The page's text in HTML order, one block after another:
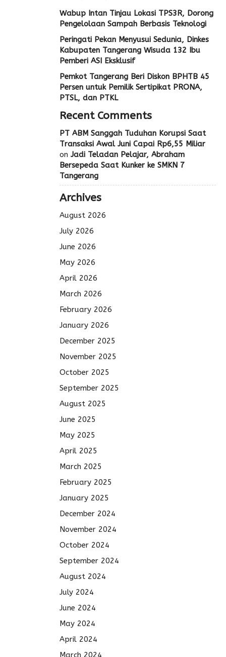
Wabup Intan Tinjau Lokasi TPS3R, Dorong
Pengelolaan Sampah Berbasis Teknologi
Peringati Pekan Menyusui Sedunia, Dinkes
Kabupaten Tangerang Wisuda 132 Ibu
Pemberi ASI Eksklusif
Pemkot Tangerang Beri Diskon BPHTB 45
Persen untuk Pemilik Sertipikat PRONA,
PTSL, dan PTKL
Recent Comments
PT ABM Sanggah Tuduhan Korupsi Saat
Transaksi Awal Juni Capai Rp6,55 Miliar
on Jadi Teladan Pelajar, Abraham
Bersepeda Saat Kunker ke SMKN 7
Tangerang
Archives
August 2026
July 2026
June 2026
May 2026
April 2026
March 2026
February 2026
January 2026
December 2025
November 2025
October 2025
September 2025
August 2025
June 2025
May 2025
April 2025
March 2025
February 2025
January 2025
December 2024
November 2024
October 2024
September 2024
August 2024
July 2024
June 2024
May 2024
April 2024
March 2024